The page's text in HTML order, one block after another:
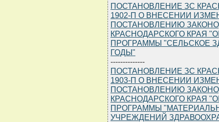
ПОСТАНОВЛЕНИЕ ЗС
1902-П О ВНЕСЕНИИ
ПОСТАНОВЛЕНИЮ
КРАСНОДАРСКОГО КРАЯ
ПРОГРАММЫ "СЕЛЬСКОЕ
ГОДЫ"
--------------
ПОСТАНОВЛЕНИЕ ЗС
1903-П О ВНЕСЕНИИ
ПОСТАНОВЛЕНИЮ
КРАСНОДАРСКОГО КРАЯ
ПРОГРАММЫ
УЧРЕЖДЕНИЙ